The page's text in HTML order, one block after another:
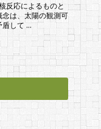
反応によるものと
は、太陽の観測可
盾して …